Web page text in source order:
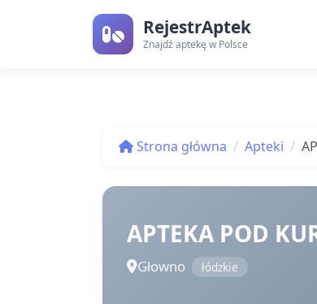
RejestrAptek
Znajdź aptekę w Polsce
Strona główna Apteki
APTEKA POD
Głowno łódzkie